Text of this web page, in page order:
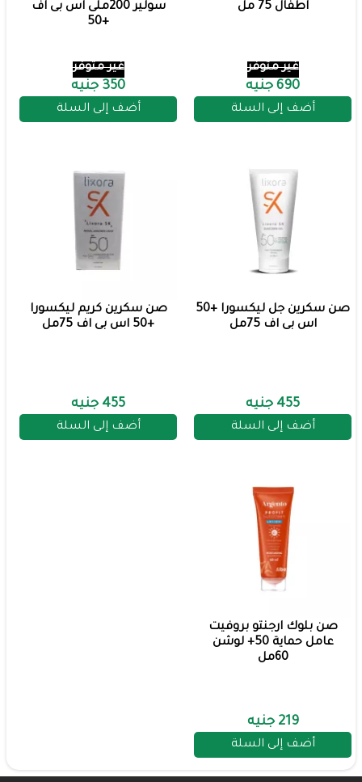
اطفال 75 مل
غير متوفر
690 جنيه
أضف إلى السلة
سولير 200ملى اس بى اف
+50
غير متوفر
350 جنيه
أضف إلى السلة
صن سكرين جل ليكسورا +50
اس بى اف 75مل
455 جنيه
أضف إلى السلة
صن سكرين كريم ليكسورا
+50 اس بى اف 75مل
455 جنيه
أضف إلى السلة
صن بلوك ارجنتو بروفيت
عامل حماية 50+ لوشن
60مل
219 جنيه
أضف إلى السلة